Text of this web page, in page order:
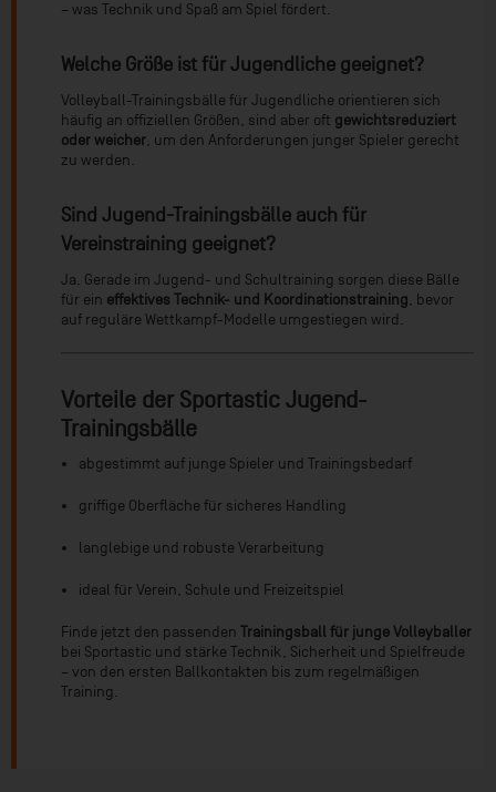
– was Technik und Spaß am Spiel fördert.
Welche Größe ist für Jugendliche geeignet?
Volleyball-Trainingsbälle für Jugendliche orientieren sich
häufig an offiziellen Größen, sind aber oft gewichtsreduziert
oder weicher, um den Anforderungen junger Spieler gerecht
zu werden.
Sind Jugend-Trainingsbälle auch für
Vereinstraining geeignet?
Ja. Gerade im Jugend- und Schultraining sorgen diese Bälle
für ein effektives Technik- und Koordinationstraining, bevor
auf reguläre Wettkampf-Modelle umgestiegen wird.
Vorteile der Sportastic Jugend-
Trainingsbälle
abgestimmt auf junge Spieler und Trainingsbedarf
griffige Oberfläche für sicheres Handling
langlebige und robuste Verarbeitung
ideal für Verein, Schule und Freizeitspiel
Finde jetzt den passenden Trainingsball für junge Volleyballer
bei Sportastic und stärke Technik, Sicherheit und Spielfreude
– von den ersten Ballkontakten bis zum regelmäßigen
Training.